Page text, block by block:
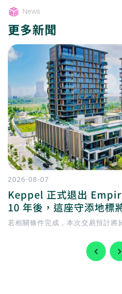
News
更多新聞
2026-08-07
Keppel 正式退出
10 年後，這座守添地標
若相關條件完成，本次交易預計將